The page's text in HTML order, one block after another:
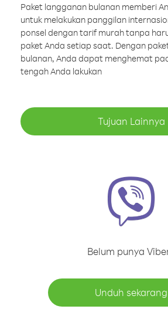
Paket langganan bulanan memberi
untuk melakukan panggilan
ponsel dengan tarif murah tanpa
paket Anda setiap saat. Dengan
bulanan, Anda dapat menghemat
tengah Anda lakukan
Tujuan Lainnya
Belum punya
Unduh sekarang